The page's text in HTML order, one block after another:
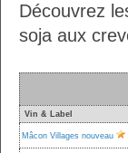
Découvrez
soja aux
Vin & Label
Mâcon Villages nouveau